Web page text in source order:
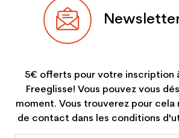
5€ offerts pour votre inscription
Freeglisse! Vous pouvez vous
moment. Vous trouverez pour cela
de contact dans les conditions